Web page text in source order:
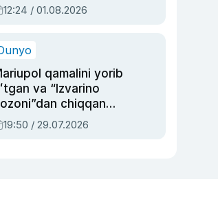
siyosiy
asrab
12:24 / 01.08.2026
qamalini yorib
va “Izvarino
chiqqan
— Ukraina
bosh
19:50 / 29.07.2026